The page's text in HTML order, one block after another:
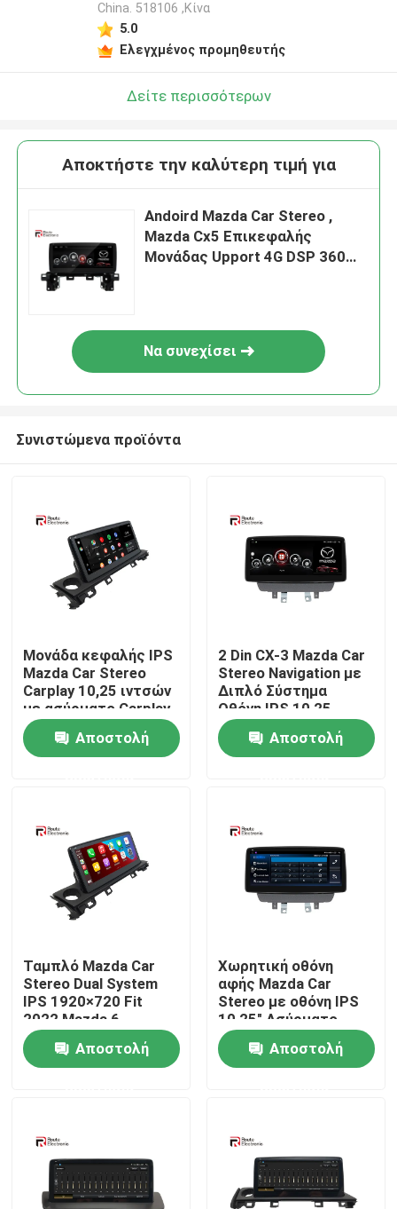
Αρχική Σελίδα
Προϊόντα
Γύρος εργοστασίων
Ποιοτικός έλεγχος
επαφή
Νέα
Ζητήστε ένα απόσπασμα
Στερεοφωνικό ραδιόφωνο αυτοκινήτου Android
China. 518106 ,Κίνα
5.0
Ελεγχμένος προμηθευτής
Δείτε περισσότερων
Αποκτήστε την καλύτερη τιμή για
Andoird Mazda Car Stereo ,
Mazda Cx5 Επικεφαλής
Μονάδας Upport 4G DSP 360
Να συνεχίσει
Συνιστώμενα προϊόντα
Μονάδα κεφαλής IPS
Mazda Car Stereo
Carplay 10,25 ιντσών
με ασύρματο Carplay
4G DSP
Αποστολή
2 Din CX-3 Mazda Car
Stereo Navigation με
Διπλό Σύστημα
Οθόνη IPS 10,25
ιντσών
Αποστολή
Ταμπλό Mazda Car
Stereo Dual System
IPS 1920×720 Fit
2022 Mazda 6
Αποστολή
Χωρητική οθόνη
αφής Mazda Car
Stereo με οθόνη IPS
10,25" Ασύρματο
Carplay
Αποστολή